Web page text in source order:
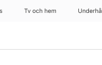
Tv och hem